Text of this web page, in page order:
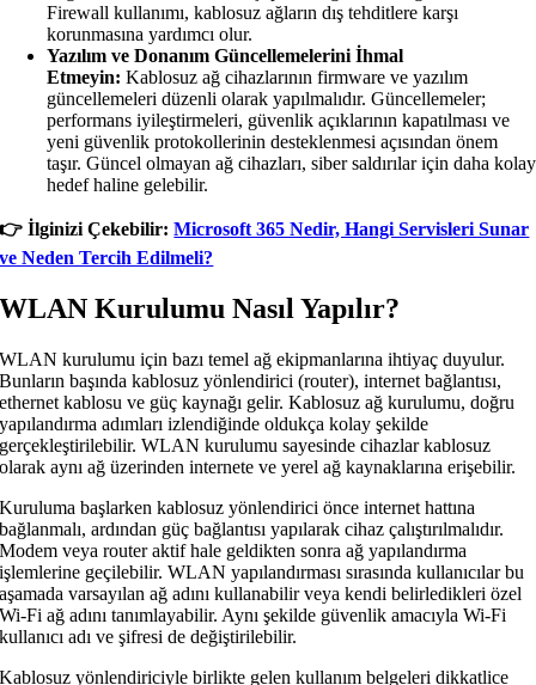
Firewall kullanımı, kablosuz ağların dış tehditlere karşı
korunmasına yardımcı olur.
Yazılım ve Donanım Güncellemelerini İhmal
Etmeyin: Kablosuz ağ cihazlarının firmware ve yazılım
güncellemeleri düzenli olarak yapılmalıdır. Güncellemeler;
performans iyileştirmeleri, güvenlik açıklarının kapatılması ve
yeni güvenlik protokollerinin desteklenmesi açısından önem
taşır. Güncel olmayan ağ cihazları, siber saldırılar için daha kolay
hedef haline gelebilir.
👉️ İlginizi Çekebilir:Microsoft 365 Nedir, Hangi Servisleri Sunar
ve Neden Tercih Edilmeli?
WLAN Kurulumu Nasıl Yapılır?
WLAN kurulumu için bazı temel ağ ekipmanlarına ihtiyaç duyulur.
Bunların başında kablosuz yönlendirici (router), internet bağlantısı,
ethernet kablosu ve güç kaynağı gelir. Kablosuz ağ kurulumu, doğru
yapılandırma adımları izlendiğinde oldukça kolay şekilde
gerçekleştirilebilir. WLAN kurulumu sayesinde cihazlar kablosuz
olarak aynı ağ üzerinden internete ve yerel ağ kaynaklarına erişebilir.
Kuruluma başlarken kablosuz yönlendirici önce internet hattına
bağlanmalı, ardından güç bağlantısı yapılarak cihaz çalıştırılmalıdır.
Modem veya router aktif hale geldikten sonra ağ yapılandırma
işlemlerine geçilebilir. WLAN yapılandırması sırasında kullanıcılar bu
aşamada varsayılan ağ adını kullanabilir veya kendi belirledikleri özel
Wi-Fi ağ adını tanımlayabilir. Aynı şekilde güvenlik amacıyla Wi-Fi
kullanıcı adı ve şifresi de değiştirilebilir.
Kablosuz yönlendiriciyle birlikte gelen kullanım belgeleri dikkatlice